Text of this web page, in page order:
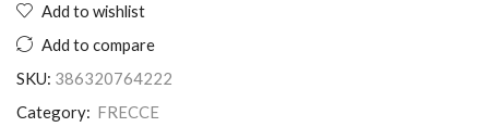
Add to wishlist
Add to compare
SKU: 386320764222
Category: FRECCE